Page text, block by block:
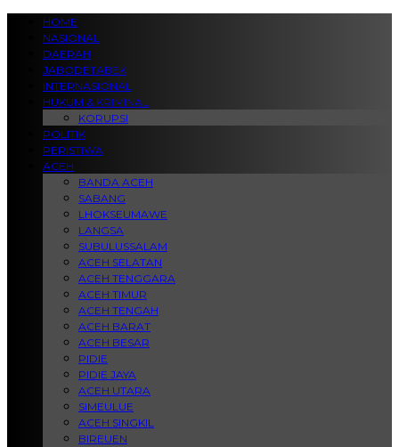
HOME
NASIONAL
DAERAH
JABODETABEK
INTERNASIONAL
HUKUM & KRIMINAL
KORUPSI
POLITIK
PERISTIWA
ACEH
BANDA ACEH
SABANG
LHOKSEUMAWE
LANGSA
SUBULUSSALAM
ACEH SELATAN
ACEH TENGGARA
ACEH TIMUR
ACEH TENGAH
ACEH BARAT
ACEH BESAR
PIDIE
PIDIE JAYA
ACEH UTARA
SIMEULUE
ACEH SINGKIL
BIREUEN